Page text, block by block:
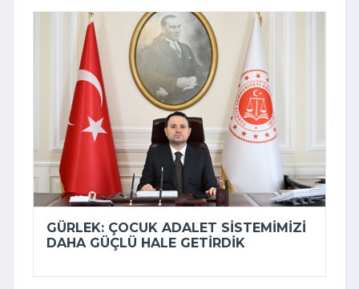
GÜRLEK: ÇOCUK ADALET SISTEMIMIZI
DAHA GÜÇLÜ HALE GETIRDIK